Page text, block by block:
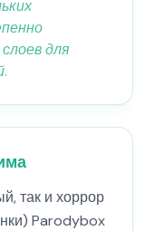
для
так и хоррор
Parodybox